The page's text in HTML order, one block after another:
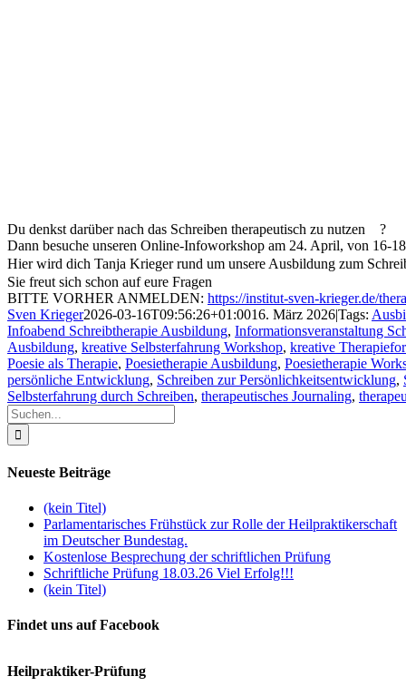
Du denkst darüber nach das Schreiben therapeutisch zu nutzen
?
Dann besuche unseren Online-Infoworkshop am 24. April, von 16-
Hier wird dich Tanja Krieger rund um unsere Ausbildung zum
Sie freut sich schon auf eure Fragen
BITTE VORHER ANMELDEN: https://institut-sven-krieger.de/
Sven Krieger2026-03-16T09:56:26+01:0016. März 2026|Tags:
Infoabend Schreibtherapie Ausbildung, Informationsveranstaltung
Ausbildung, kreative Selbsterfahrung Workshop, kreative
Poesie als Therapie, Poesietherapie Ausbildung, Poesietherapie
persönliche Entwicklung, Schreiben zur Persönlichkeitsentwicklung,
Selbsterfahrung durch Schreiben, therapeutisches Journaling,
Suche
nach:
Neueste Beiträge
(kein Titel)
Parlamentarisches Frühstück zur Rolle der Heilpraktikerschaft
im Deutscher Bundestag.
Kostenlose Besprechung der schriftlichen Prüfung
Schriftliche Prüfung 18.03.26 Viel Erfolg!!!
(kein Titel)
Findet uns auf Facebook
Heilpraktiker-Prüfung